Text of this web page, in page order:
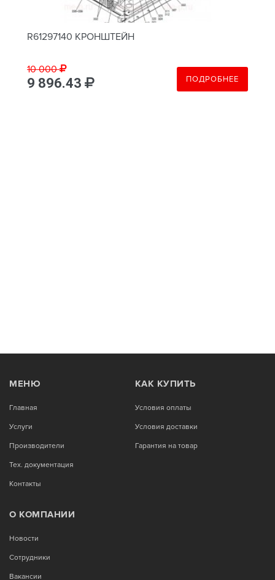
R61297140 КРОНШТЕЙН
10 000
9 896.43 ПОДРОБНЕЕ
МЕНЮ
Главная
Услуги
Производители
Тех. документация
Контакты
КАК КУПИТЬ
Условия оплаты
Условия доставки
Гарантия на товар
О КОМПАНИИ
Новости
Сотрудники
Вакансии